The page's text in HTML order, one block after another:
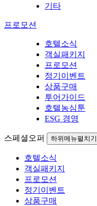
기타
프로모션
호텔소식
객실패키지
프로모션
정기이벤트
상품구매
투어가이드
호텔농심툰
ESG 경영
스페셜오퍼 하위메뉴펼치기
호텔소식
객실패키지
프로모션
정기이벤트
상품구매